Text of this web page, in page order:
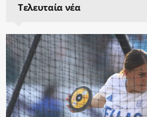
Τελευταία νέα